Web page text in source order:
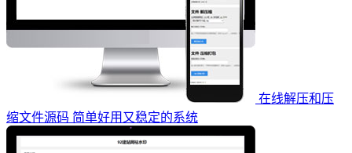
在线解压和压
缩文件源码 简单好用又稳定的系统